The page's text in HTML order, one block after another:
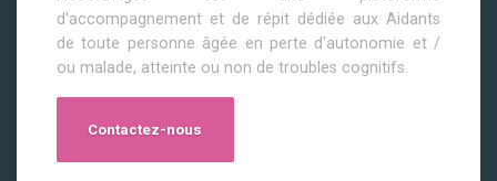
d'accompagnement et de répit dédiée aux Aidants
de toute personne âgée en perte d'autonomie et /
ou malade, atteinte ou non de troubles cognitifs.
Contactez-nous